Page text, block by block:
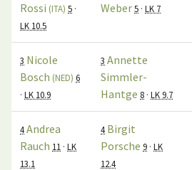
Rossi (ITA) 5 ·
LK 10.5
Weber5 · LK 7
3 Nicole
Bosch (NED) 6
· LK 10.9
3 Annette
Simmler-
Hantge 8 · LK 9.7
4Andrea
Rauch 11 · LK
13.1
4 Birgit
Porsche 9 · LK
12.4